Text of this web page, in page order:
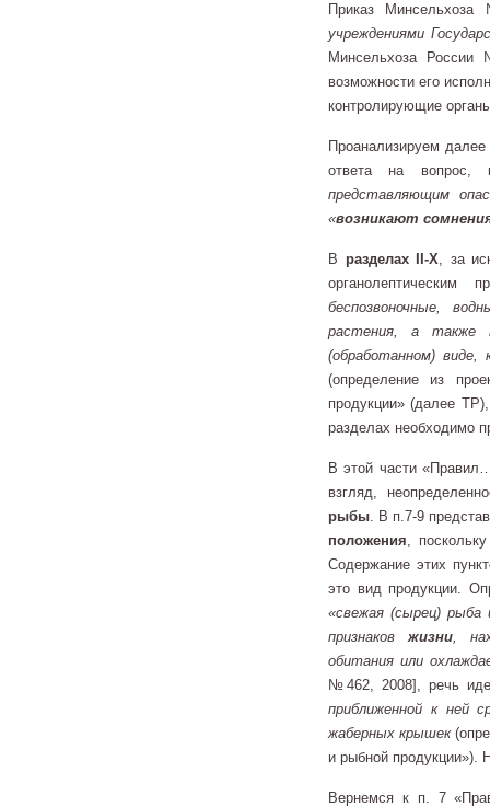
Приказ
учреждениями
Минсельхоза
возможности его
контролирующие
Проанализируем
ответа на
представляющим
«возникают
В разделах II-X, за
органолептическим
беспозвоночные,
растения, а также
(обработанном) виде,
(определение из
продукции» (далее
разделах необходимо
В этой части
взгляд,
рыбы. В п.7-9
положения,
Содержание этих
это вид продукции.
«свежая (сырец)
признаков жизни,
обитания или
№462, 2008], речь
приближенной к ней
жаберных крышек
и рыбной продукции»).
Вернемся к п. 7